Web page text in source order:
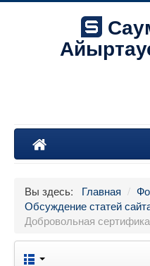
Форум
Фотографии
Правила
Вы здесь: Главная /
Обсуждение статей
Добровольная